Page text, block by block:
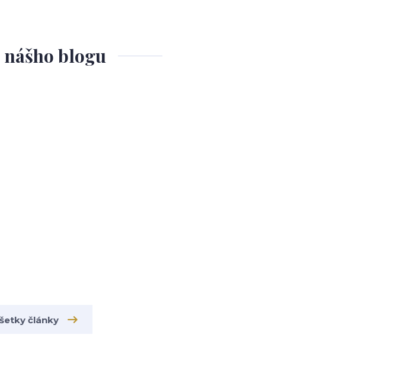
blogu
články